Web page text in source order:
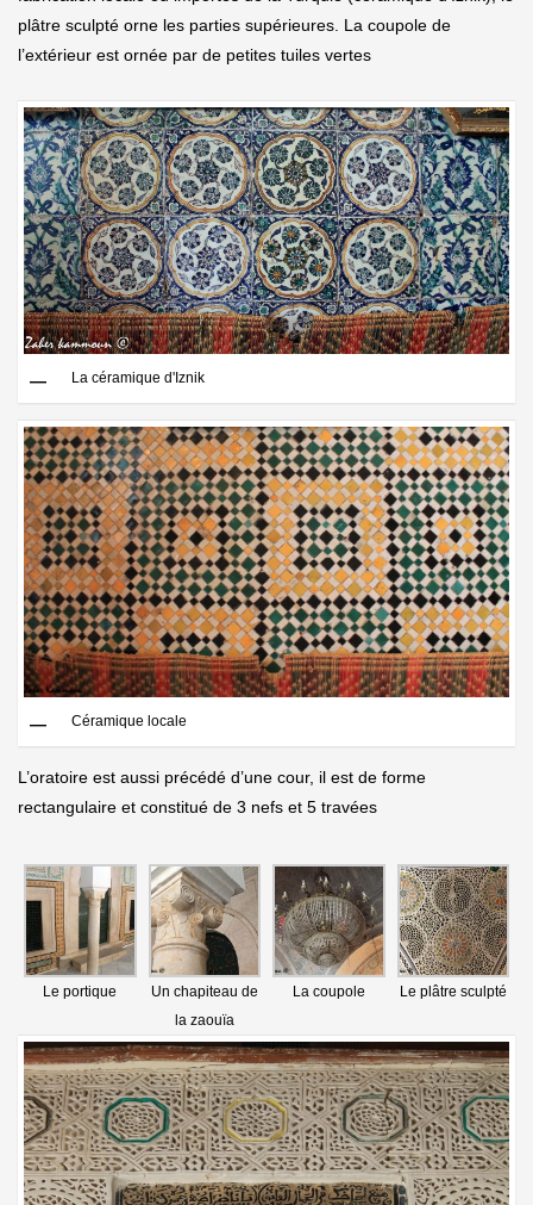
plâtre sculpté orne les parties supérieures. La coupole de
l’extérieur est ornée par de petites tuiles vertes
La céramique d'Iznik
Céramique locale
L’oratoire est aussi précédé d’une cour, il est de forme
rectangulaire et constitué de 3 nefs et 5 travées
Le portique
Un chapiteau de
la zaouïa
La coupole Le plâtre sculpté